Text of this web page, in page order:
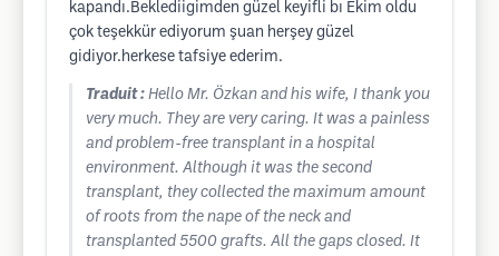
kapandı.Beklediigimden güzel keyifli bı Ekim oldu
çok teşekkür ediyorum şuan herşey güzel
gidiyor.herkese tafsiye ederim.
Traduit : Hello Mr. Özkan and his wife, I thank you
very much. They are very caring. It was a painless
and problem-free transplant in a hospital
environment. Although it was the second
transplant, they collected the maximum amount
of roots from the nape of the neck and
transplanted 5500 grafts. All the gaps closed. It